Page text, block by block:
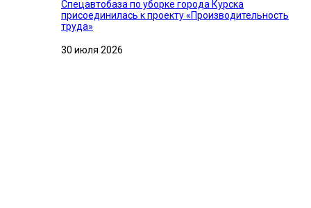
Спецавтобаза по уборке города Курска
присоединилась к проекту «Производительность
труда»
30 июля 2026